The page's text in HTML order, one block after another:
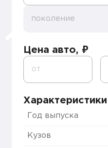
поколение
Цена авто, ₽
от
Характеристики
Год выпуска
Кузов